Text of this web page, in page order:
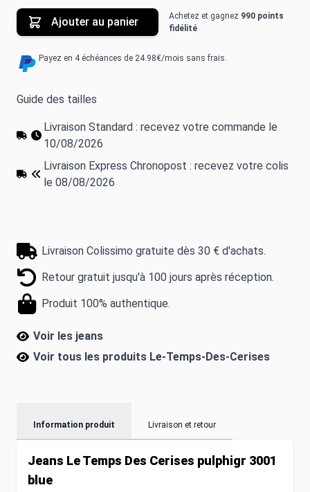
Ajouter au panier Achetez et gagnez 990 points
fidélité
Payez en 4 échéances de 24.98€/mois sans frais.
Guide des tailles
Livraison Standard : recevez votre commande le
10/08/2026
Livraison Express Chronopost : recevez votre colis
le 08/08/2026
Livraison Colissimo gratuite dès 30 € d'achats.
Retour gratuit jusqu'à 100 jours après réception.
Produit 100% authentique.
Voir les jeans
Voir tous les produits Le-Temps-Des-Cerises
Information produit Livraison et retour
Jeans Le Temps Des Cerises pulphigr 3001
blue